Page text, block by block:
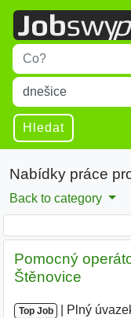
Title
Type 1 or more
Místo
Type 1 or more
Hledat
Nabídky práce
Back to category
Pomocný
Štěnovice
Top Job Plný